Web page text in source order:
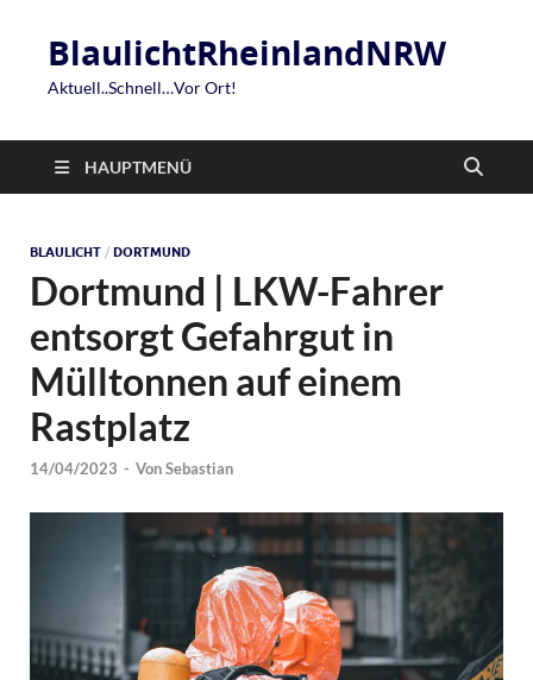
BlaulichtRheinlandNRW
Aktuell..Schnell…Vor Ort!
HAUPTMENÜ
BLAULICHT / DORTMUND
Dortmund | LKW-Fahrer
entsorgt Gefahrgut in
Mülltonnen auf einem
Rastplatz
14/04/2023 - VonSebastian